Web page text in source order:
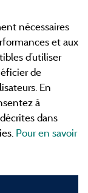
les fiches de
dans les
grotte de l'Aven
Mézenc...
de contacter le
pied d'un lac,
nécessaires
et aux
d’utiliser
de
En
à
dans
Pour en savoir